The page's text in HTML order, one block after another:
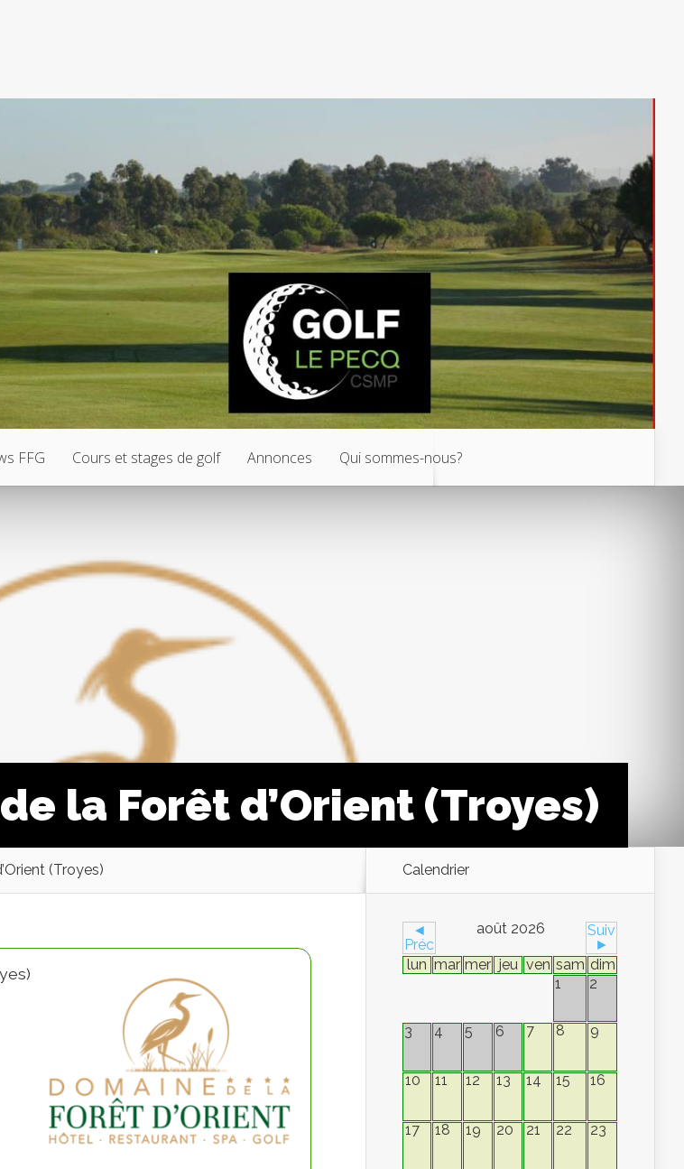
FFG Cours et stages de golf Annonces Qui sommes-nous?
la Forêt d’Orient (Troyes)
(Troyes) Calendrier
◄
Préc
août 2026
Suiv
►
lun mar mer jeu ven sam dim
1
2
3 4 5 6 7 8 9
10 11 12 13 14 15 16
17 18 19 20 21 22 23